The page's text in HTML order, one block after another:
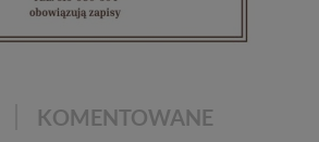
KOMENTOWANE